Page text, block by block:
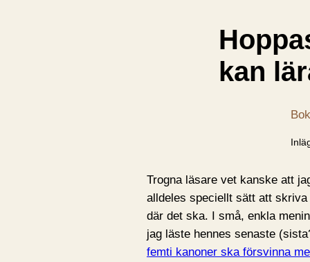
kan
Trogna läsare vet kanske att
alldeles speciellt sätt att
där det ska. I små, enkla
jag läste hennes senaste
femti kanoner ska försvinna